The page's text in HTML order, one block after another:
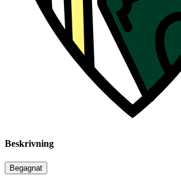
Beskrivning
Begagnat